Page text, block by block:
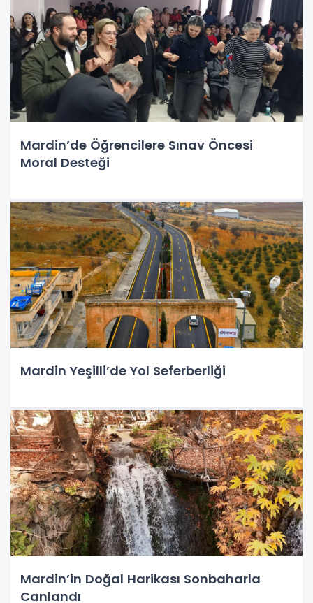
Mardin’de Öğrencilere Sınav Öncesi
Moral Desteği
Mardin Yeşilli’de Yol Seferberliği
Mardin’in Doğal Harikası Sonbaharla
Canlandı